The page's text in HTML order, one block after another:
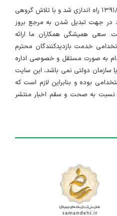
انباردار
منقضی شده
سایت ایران استخدام در تاریخ ۱۳۹۱/۱/۱۰ راه اندازی شد و با تلاش گروهی
در جهت تبدیل شدن به مرجع بروز
سعی همیشگی همکاران ما ارائه
خدمت بازدیدکنندگان محترم
به صورت مستقل و خصوصی اداره
سازمان دولتی نمی باشد، این سایت
بوده و بنابراین لازم است که
نسبت به صحت و سقم اخبار منتشر